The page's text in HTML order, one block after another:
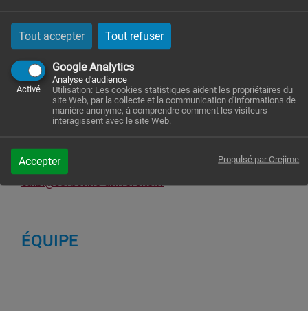
Tout accepter Tout refuser
Google Analytics
Activé
Analyse d'audience
Utilisation: Les cookies statistiques aident les propriétaires du
site Web, par la collecte et la communication d'informations de
manière anonyme, à comprendre comment les visiteurs
interagissent avec le site Web.
Accepter Propulsé par Orejime
ACCÈS ET FORMULAIRES DE
DEMANDE
Pour les utilisateurs du CRC : Toute demande de
service doit être réalisée via le site du CAIBI (accessible
Pour les utilisateurs externes : merci de nous contacter
par email à l’adresse suivante
sciences-crc-
caibi@sorbonne-universite.fr
ÉQUIPE